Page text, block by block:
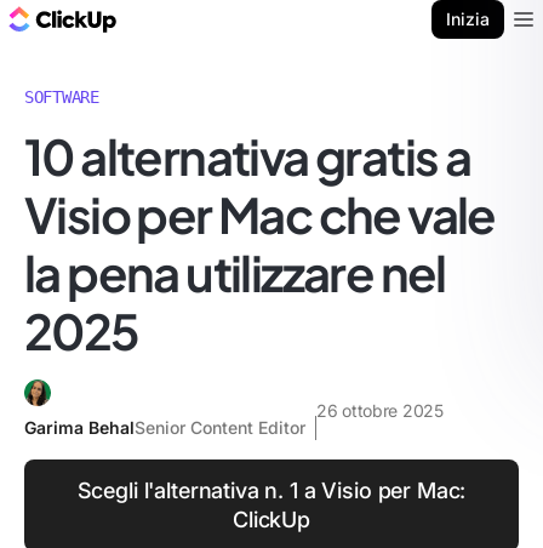
Inizia
SOFTWARE
10 alternativa gratis a
Visio per Mac che vale
la pena utilizzare nel
2025
Garima BehalSenior Content Editor
26 ottobre 2025
Scegli l'alternativa n. 1 a Visio per Mac:
ClickUp